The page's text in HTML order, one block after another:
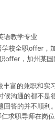
语教学专业
学校全职offer，
offer，加州某国
丰富的兼职和实
候沟通的都不是
回答的并不顺利
求职导师在岗